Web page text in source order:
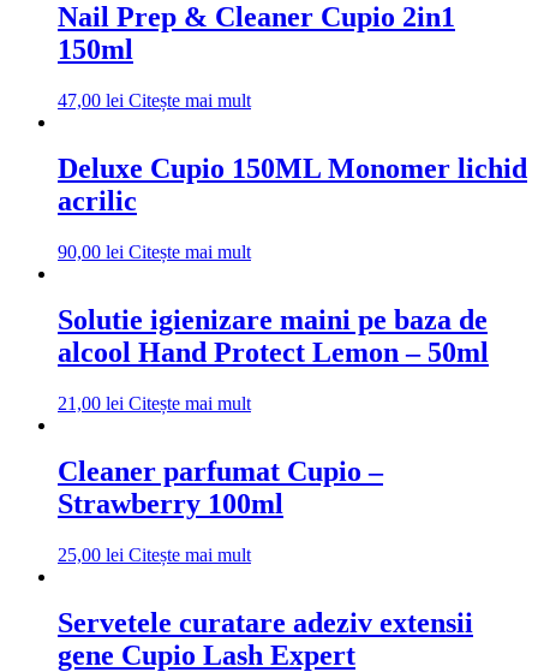
Nail Prep & Cleaner Cupio 2in1
150ml
47,00 lei Citește mai mult
Deluxe Cupio 150ML Monomer lichid
acrilic
90,00 lei Citește mai mult
Solutie igienizare maini pe baza de
alcool Hand Protect Lemon – 50ml
21,00 lei Citește mai mult
Cleaner parfumat Cupio –
Strawberry 100ml
25,00 lei Citește mai mult
Servetele curatare adeziv extensii
gene Cupio Lash Expert